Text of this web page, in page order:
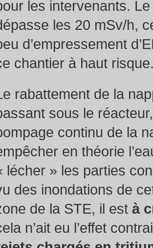
les intervenants.
les 20 mSv/h,
d’empressement
chantier à haut
rabattement de la
sous le
continu de la
en théorie
lécher » les parties
des inondations de
de la STE, il est à
n’ait eu l’effet